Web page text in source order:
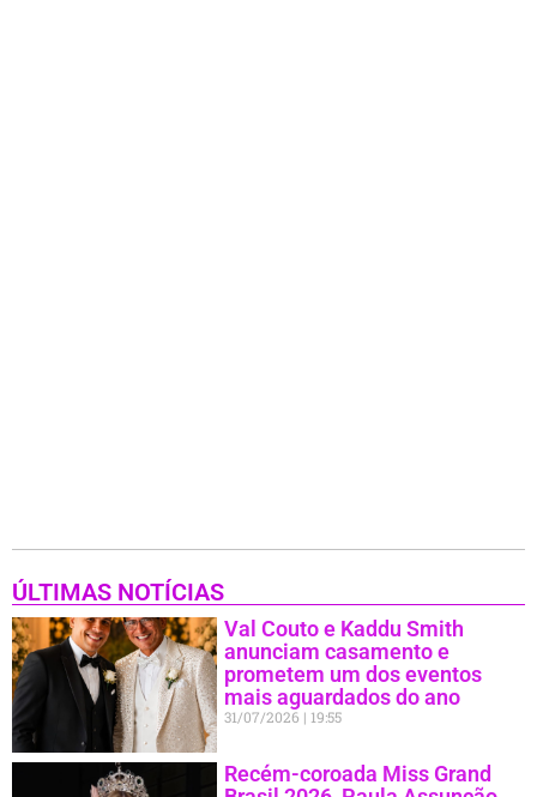
ÚLTIMAS NOTÍCIAS
Val Couto e Kaddu Smith
anunciam casamento e
prometem um dos eventos
mais aguardados do ano
31/07/2026 19:55
Recém-coroada Miss Grand